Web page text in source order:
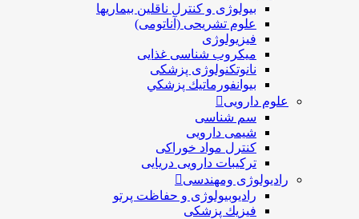
بیولوژی و کنترل ناقلین بیماریها
علوم تشریحی (آناتومی)
فیزیولوژی
ميكروب شناسی غذایی
نانوتکنولوژی پزشکی
بيوانفورماتيك پزشكي
علوم دارویی
سم شناسی
شیمی دارویی
کنترل مواد خوراکی
ترکیبات دارویی دریایی
رادیولوژی ومهندسی
رادیوبیولوژی و حفاظت پرتو
فيزيك پزشکی